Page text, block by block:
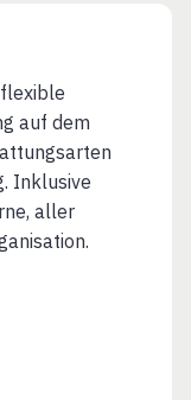
auf dem
Inklusive
aller